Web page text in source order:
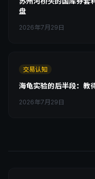
盘
2026年7月29日
交易认知
海龟实验的后半段：教
2026年7月29日